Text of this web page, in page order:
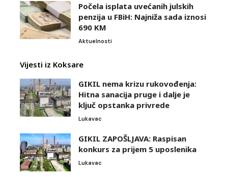
Počela isplata uvećanih julskih
penzija u FBiH: Najniža sada iznosi
690 KM
Aktuelnosti
Vijesti iz Koksare
GIKIL nema krizu rukovođenja:
Hitna sanacija pruge i dalje je
ključ opstanka privrede
Lukavac
GIKIL ZAPOŠLJAVA: Raspisan
konkurs za prijem 5 uposlenika
Lukavac